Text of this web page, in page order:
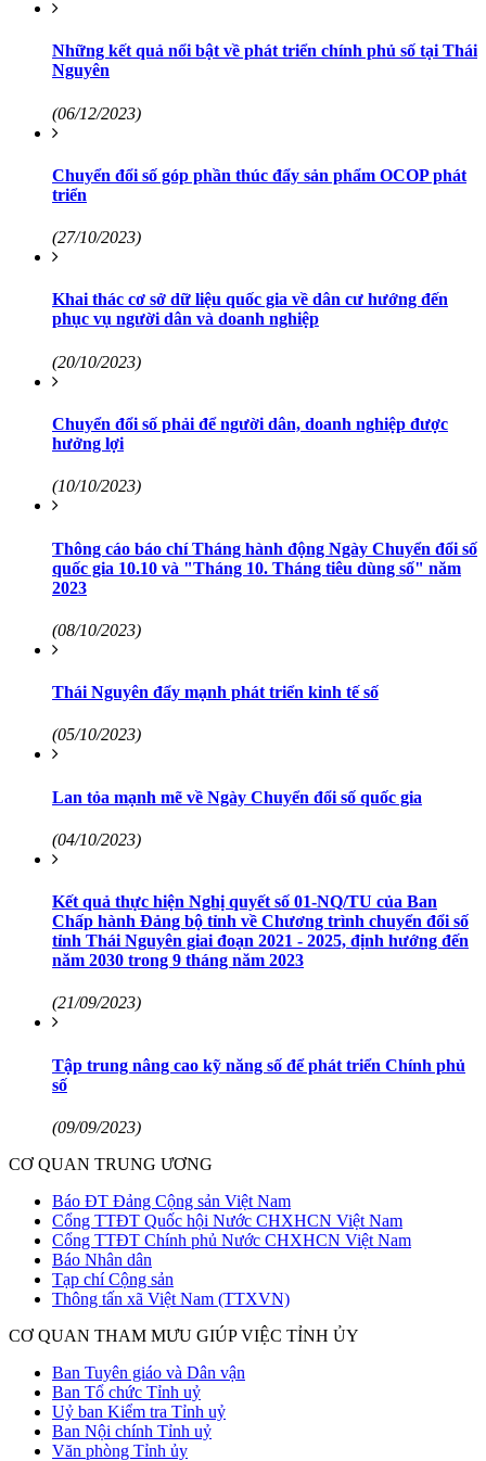
Những kết quả nổi bật về phát triển chính phủ số tại Thái
Nguyên
(06/12/2023)
Chuyển đổi số góp phần thúc đẩy sản phẩm OCOP phát
triển
(27/10/2023)
Khai thác cơ sở dữ liệu quốc gia về dân cư hướng đến
phục vụ người dân và doanh nghiệp
(20/10/2023)
Chuyển đổi số phải để người dân, doanh nghiệp được
hưởng lợi
(10/10/2023)
Thông cáo báo chí Tháng hành động Ngày Chuyển đổi số
quốc gia 10.10 và "Tháng 10. Tháng tiêu dùng số" năm
2023
(08/10/2023)
Thái Nguyên đẩy mạnh phát triển kinh tế số
(05/10/2023)
Lan tỏa mạnh mẽ về Ngày Chuyển đổi số quốc gia
(04/10/2023)
Kết quả thực hiện Nghị quyết số 01-NQ/TU của Ban
Chấp hành Đảng bộ tỉnh về Chương trình chuyển đổi số
tỉnh Thái Nguyên giai đoạn 2021 - 2025, định hướng đến
năm 2030 trong 9 tháng năm 2023
(21/09/2023)
Tập trung nâng cao kỹ năng số để phát triển Chính phủ
số
(09/09/2023)
CƠ QUAN TRUNG ƯƠNG
Báo ĐT Đảng Cộng sản Việt Nam
Cổng TTĐT Quốc hội Nước CHXHCN Việt Nam
Cổng TTĐT Chính phủ Nước CHXHCN Việt Nam
Báo Nhân dân
Tạp chí Cộng sản
Thông tấn xã Việt Nam (TTXVN)
CƠ QUAN THAM MƯU GIÚP VIỆC TỈNH ỦY
Ban Tuyên giáo và Dân vận
Ban Tổ chức Tỉnh uỷ
Uỷ ban Kiểm tra Tỉnh uỷ
Ban Nội chính Tỉnh uỷ
Văn phòng Tỉnh ủy